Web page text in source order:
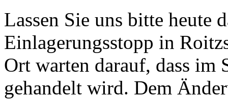
Lassen Sie uns bitte heute
Einlagerungsstopp in
Ort warten darauf, dass
gehandelt wird. Dem